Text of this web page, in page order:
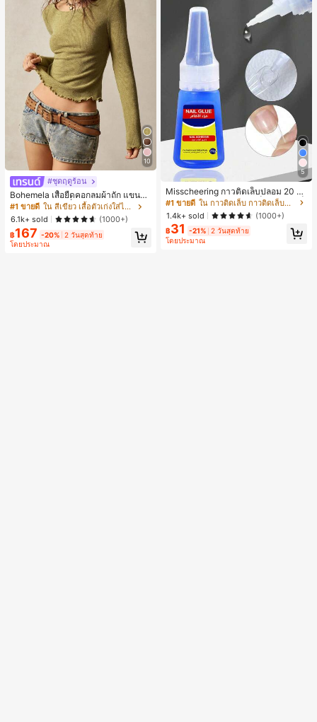
10
#ชุดฤดูร้อน
Bohemela เสื้อยืดคอกลมผ้าถัก แขนยา
ว สีเรียบ ใช้งานทั่วไป สำหรับผู้หญิง
#1 ขายดี
ใน สีเขียว เสื้อตัวเก่งใส่ได้ทุกวัน
6.1k+ sold
(1000+)
฿167 -20% 2 วันสุดท้าย
โดยประมาณ
5
Misscheering กาวติดเล็บปลอม 20 กรั
ม แรงยึดสูง เจลสติกเกอร์เล็บนุ่ม แห้งเร็
ว เหมาะสำหรับผู้เริ่มต้นทำเล็บ ติดทนน
าน
#1 ขายดี
ใน กาวติดเล็บ กาวติดเล็บและสารยึดติด
1.4k+ sold
(1000+)
฿31 -21% 2 วันสุดท้าย
โดยประมาณ